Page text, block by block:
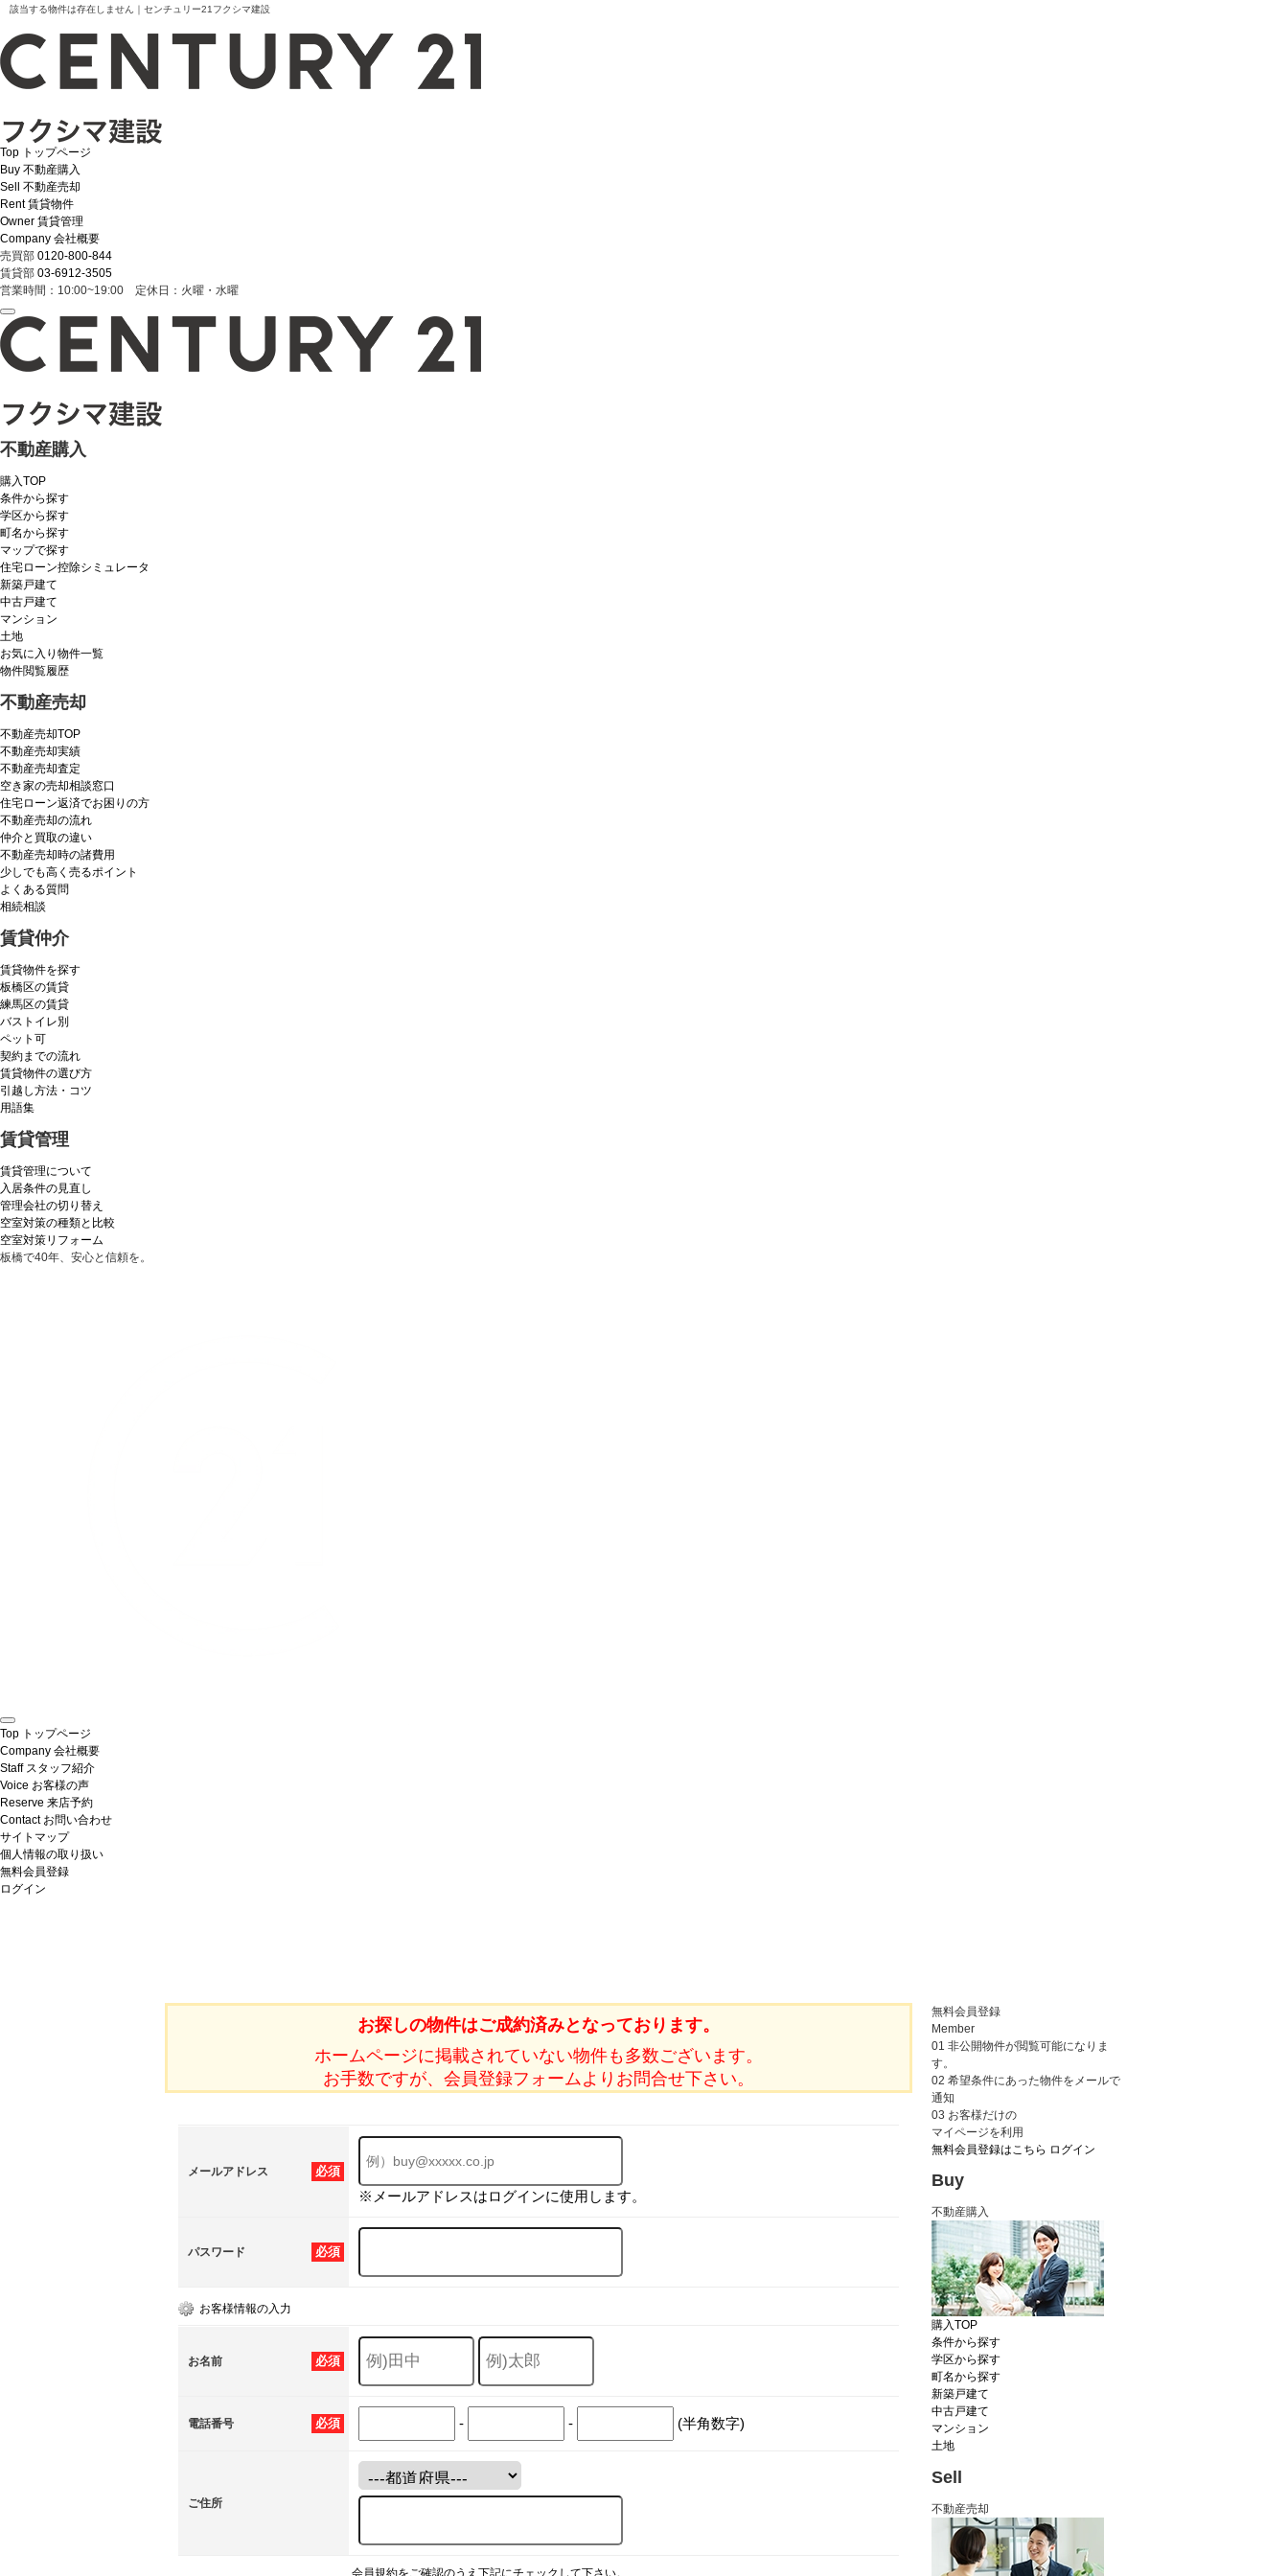
該当する物件は存在しません｜センチュリー21フクシマ建設
Top トップページ
Buy 不動産購入
Sell
不動産売却
Rent 賃貸物件
Owner 賃貸管理
Company 会社概要
売買部 0120-800-844
賃貸部 03-6912-3505
営業時間：10:00~19:00 定休日：火曜・水曜
不動産購入
購入TOP
条件から探す
学区から探す
町名から探す
マップで探す
住宅ローン控除シミュレータ
新築戸建て
中古戸建て
マンション
土地
お気に入り物件一覧
物件閲覧履歴
不動産売却
不動産売却TOP
不動産売却実績
不動産売却査定
空き家の売却相談窓口
住宅ローン返済でお困りの方
不動産売却の流れ
仲介と買取の違い
不動産売却時の諸費用
少しでも高く売るポイント
よくある質問
相続相談
賃貸仲介
賃貸物件を探す
板橋区の賃貸
練馬区の賃貸
バストイレ別
ペット可
契約までの流れ
賃貸物件の選び方
引越し方法・コツ
用語集
賃貸管理
賃貸管理について
入居条件の見直し
管理会社の切り替え
空室対策の種類と比較
空室対策リフォーム
板橋で40年、安心と信頼を。
Top トップページ
Company 会社概要
Staff スタッフ紹介
Voice お客様の声
Reserve 来店予約
Contact お問い合わせ
サイトマップ
個人情報の取り扱い
無料会員登録
ログイン
お探しの物件はご成約済みとなっております。
ホームページに掲載されていない物件も多数ございます。
お手数ですが、会員登録フォームよりお問合せ下さい。
必須
メールアドレス
※メールアドレスはログインに使用します。
必須
パスワード
お客様情報の入力
必須
お名前
必須
電話番号 - - (半角数字)
ご住所
会員規約をご確認のうえ下記にチェックして下さい。
無料会員登録
Member
01 非公開物件が閲覧可能になりま
す。
02 希望条件にあった物件をメールで
通知
03 お客様だけの
マイページを利用
無料会員登録はこちら ログイン
Buy
不動産購入
購入TOP
条件から探す
学区から探す
町名から探す
新築戸建て
中古戸建て
マンション
土地
Sell
不動産売却